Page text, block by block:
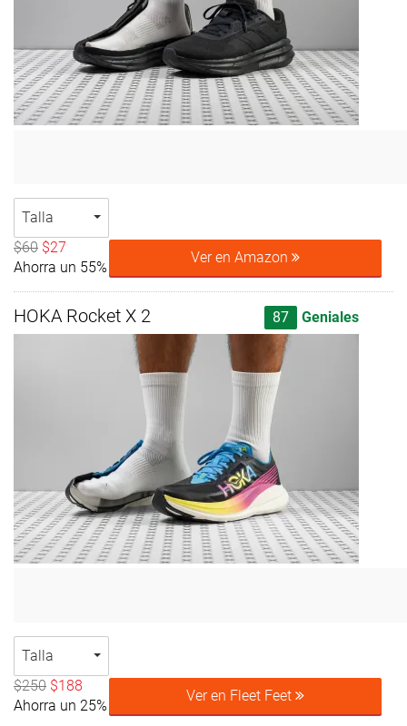
Talla
$60 $27
Ahorra un 55%
Ver en Amazon
HOKA Rocket X 2 87 Geniales
Talla
$250 $188
Ahorra un 25%
Ver en Fleet Feet